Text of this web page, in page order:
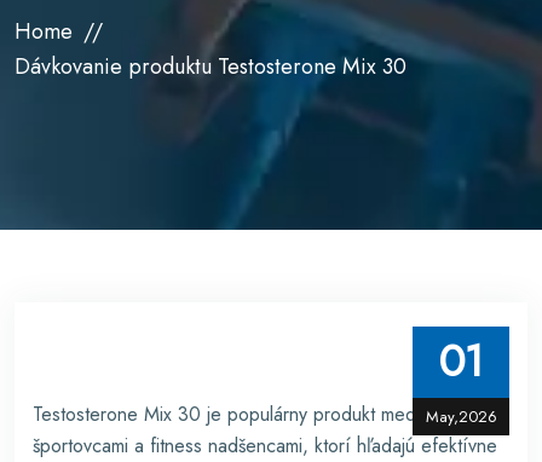
Home
Dávkovanie produktu Testosterone Mix 30
01
May,2026
Testosterone Mix 30 je populárny produkt medzi
športovcami a fitness nadšencami, ktorí hľadajú efektívne